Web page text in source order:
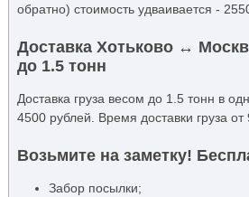
обратно) стоимость удваивается -
Доставка Хотьково ↔
до 1.5 тонн
Доставка груза весом до 1.5 тонн в
4500 рублей. Время доставки груза от
Возьмите на заметку!
Забор посылки;